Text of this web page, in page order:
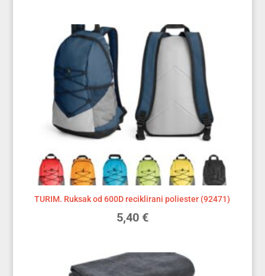
TURIM. Ruksak od 600D reciklirani poliester (92471)
5,40 €